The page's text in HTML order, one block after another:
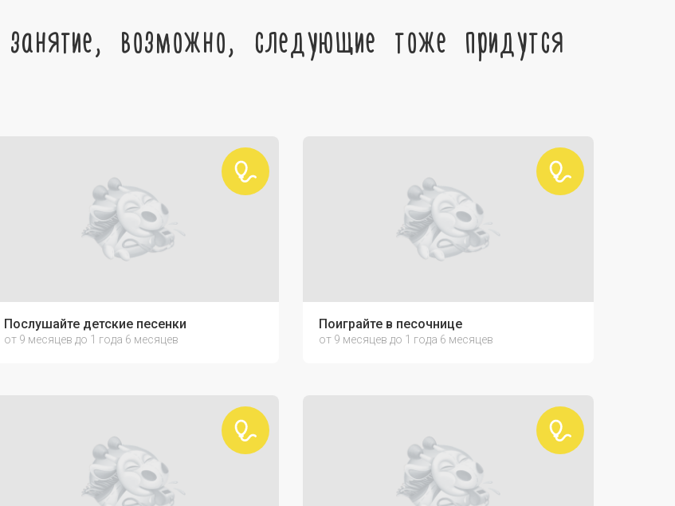
возможно, следующие тоже придутся
Послушайте детские песенки
от 9 месяцев до 1 года 6 месяцев
Поиграйте в песочнице
от 9 месяцев до 1 года 6 месяцев